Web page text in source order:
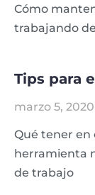
Cómo
trabajando
Tips para
marzo 5, 2020
Qué tener en
herramienta
de trabajo